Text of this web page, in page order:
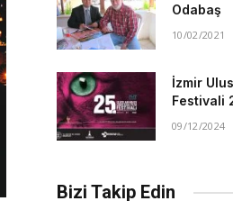
Odabaş
10/02/2021
İzmir
Festivali
09/12/2024
Bizi Takip Edin